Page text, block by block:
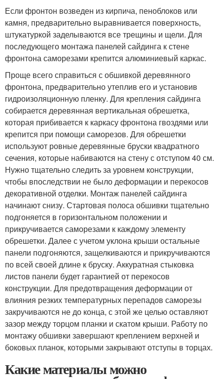
Если фронтон возведен из кирпича, пеноблоков или
камня, предварительно выравнивается поверхность,
штукатуркой заделываются все трещины и щели. Для
последующего монтажа панелей сайдинга к стене
фронтона саморезами крепится алюминиевый каркас.
Проще всего справиться с обшивкой деревянного
фронтона, предварительно утеплив его и установив
гидроизоляционную пленку. Для крепления сайдинга
собирается деревянная вертикальная обрешетка,
которая прибивается к каркасу фронтона гвоздями или
крепится при помощи саморезов. Для обрешетки
используют ровные деревянные бруски квадратного
сечения, которые набиваются на стену с отступом 40 см.
Нужно тщательно следить за уровнем конструкции,
чтобы впоследствии не было деформации и перекосов
декоративной отделки. Монтаж панелей сайдинга
начинают снизу. Стартовая полоса обшивки тщательно
подгоняется в горизонтальном положении и
прикручивается саморезами к каждому элементу
обрешетки. Далее с учетом уклона крыши остальные
панели подгоняются, защелкиваются и прикручиваются
по всей своей длине к бруску. Аккуратная стыковка
листов панели будет гарантией от перекосов
конструкции. Для предотвращения деформации от
влияния резких температурных перепадов саморезы
закручиваются не до конца, с этой же целью оставляют
зазор между торцом планки и скатом крыши. Работу по
монтажу обшивки завершают креплением верхней и
боковых планок, которыми закрывают отступы в торцах.
Какие материалы можно